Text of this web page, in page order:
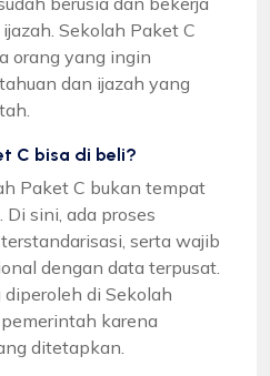
Sekolah Paket C
orang yang ingin
dan ijazah yang
C bisa di beli?
Paket C bukan tempat
Di sini, ada proses
serta wajib
dengan data terpusat.
di Sekolah
karena
ditetapkan.